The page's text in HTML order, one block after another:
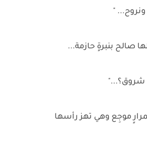
"
صالح بنبرةٍ حازمة...
شروق؟..."
موجِع وهي تهز رأسها